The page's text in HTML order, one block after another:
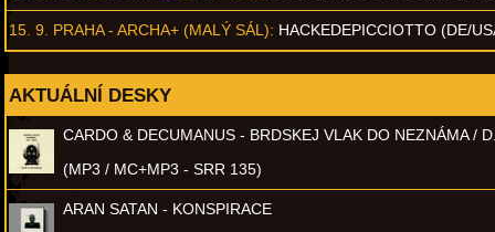
15. 9. PRAHA - ARCHA+ (MALÝ SÁL): HACKEDEPICCIOTTO (DE/
AKTUÁLNÍ DESKY
CARDO & DECUMANUS - BRDSKEJ VLAK DO NEZNÁMA /
(MP3 / MC+MP3 - SRR 135)
ARAN SATAN - KONSPIRACE